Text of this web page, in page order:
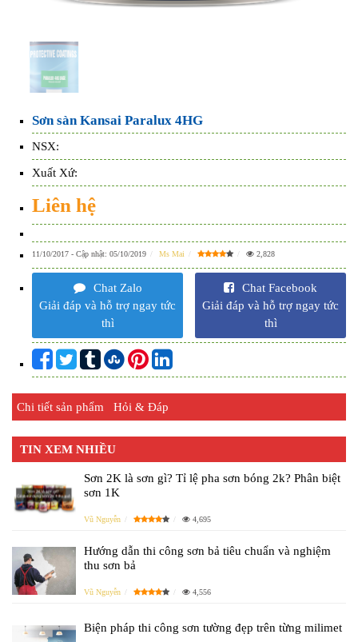
Sơn sàn Kansai Paralux 4HG
NSX:
Xuất Xứ:
Liên hệ
11/10/2017 - Cập nhật: 05/10/2019 Ms Mai 2,828
Chat Zalo
Giải đáp và hỗ trợ ngay tức
thì
Chat Facebook
Giải đáp và hỗ trợ ngay tức
thì
Chi tiết sản phẩm Hỏi & Đáp
TIN XEM NHIỀU
Sơn 2K là sơn gì? Tỉ lệ pha sơn bóng 2k? Phân biệt
sơn 1K
Vũ Nguyễn 4,695
Hướng dẫn thi công sơn bả tiêu chuẩn và nghiệm
thu sơn bả
Vũ Nguyễn 4,556
Biện pháp thi công sơn tường đẹp trên từng milimet